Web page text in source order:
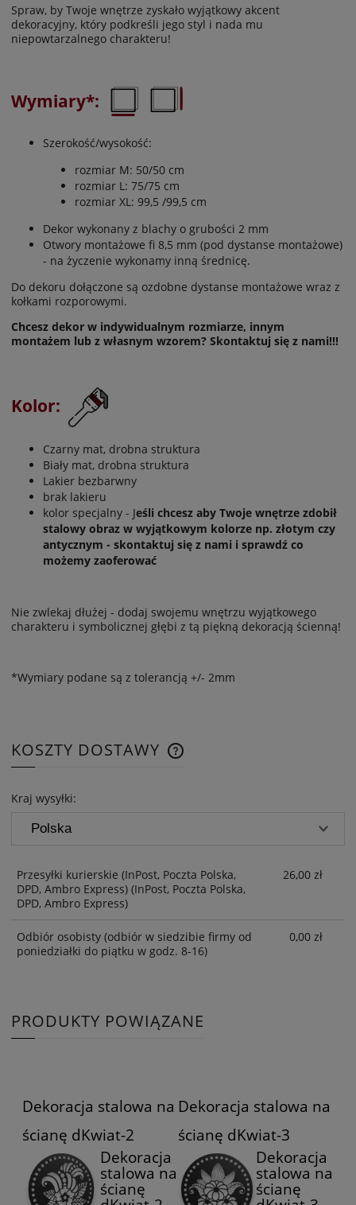
Spraw, by Twoje wnętrze zyskało wyjątkowy akcent
dekoracyjny, który podkreśli jego styl i nada mu
niepowtarzalnego charakteru!
Wymiary*:
Szerokość/wysokość:
rozmiar M: 50/50 cm
rozmiar L: 75/75 cm
rozmiar XL: 99,5 /99,5 cm
Dekor wykonany z blachy o grubości 2 mm
Otwory montażowe fi 8,5 mm (pod dystanse montażowe)
- na życzenie wykonamy inną średnicę.
Do dekoru dołączone są ozdobne dystanse montażowe wraz z
kołkami rozporowymi.
Chcesz dekor w indywidualnym rozmiarze, innym
montażem lub z własnym wzorem? Skontaktuj się z nami!!!
Kolor:
Czarny mat, drobna struktura
Biały mat, drobna struktura
Lakier bezbarwny
brak lakieru
kolor specjalny - Jeśli chcesz aby Twoje wnętrze zdobił
stalowy obraz w wyjątkowym kolorze np. złotym czy
antycznym - skontaktuj się z nami i sprawdź co
możemy zaoferować
Nie zwlekaj dłużej - dodaj swojemu wnętrzu wyjątkowego
charakteru i symbolicznej głębi z tą piękną dekoracją ścienną!
*Wymiary podane są z tolerancją +/- 2mm
KOSZTY DOSTAWY
Kraj wysyłki:
Przesyłki kurierskie (InPost, Poczta Polska,
DPD, Ambro Express) (InPost, Poczta Polska,
DPD, Ambro Express)
26,00 zł
Odbiór osobisty (odbiór w siedzibie firmy od
poniedziałki do piątku w godz. 8-16)
0,00 zł
PRODUKTY POWIĄZANE
Dekoracja stalowa na
ścianę dKwiat-2
Dekoracja
stalowa na
ścianę
Dekoracja stalowa na
ścianę dKwiat-3
Dekoracja
stalowa na
ścianę